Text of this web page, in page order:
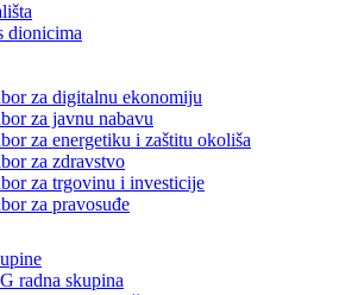
dionicima
za digitalnu ekonomiju
za javnu nabavu
za energetiku i zaštitu okoliša
za zdravstvo
za trgovinu i investicije
za pravosuđe
radna skupina